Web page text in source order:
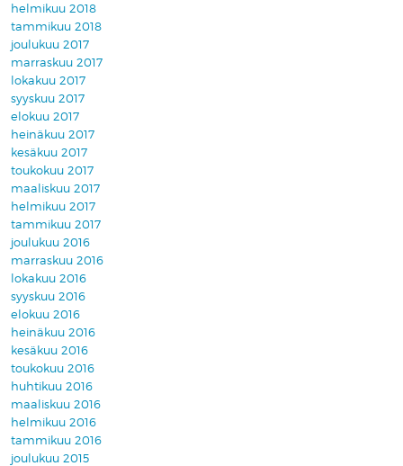
helmikuu 2018
tammikuu 2018
joulukuu 2017
marraskuu 2017
lokakuu 2017
syyskuu 2017
elokuu 2017
heinäkuu 2017
kesäkuu 2017
toukokuu 2017
maaliskuu 2017
helmikuu 2017
tammikuu 2017
joulukuu 2016
marraskuu 2016
lokakuu 2016
syyskuu 2016
elokuu 2016
heinäkuu 2016
kesäkuu 2016
toukokuu 2016
huhtikuu 2016
maaliskuu 2016
helmikuu 2016
tammikuu 2016
joulukuu 2015